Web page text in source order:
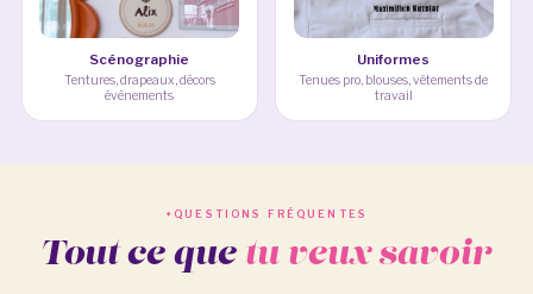
Scénographie
Tentures, drapeaux, décors
évènements
Uniformes
Tenues pro, blouses, vêtements de
travail
QUESTIONS FRÉQUENTES
Tout ce quetu veux savoir